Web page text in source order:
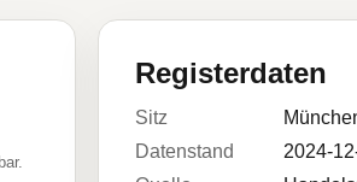
Registerdaten
Sitz
Datenstand
2024-